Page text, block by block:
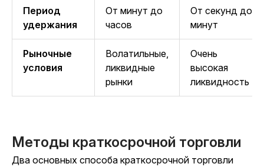
Период
удержания
От минут до
часов
От секунд до
минут
Рыночные
условия
Волатильные,
ликвидные
рынки
Очень
высокая
ликвидность
Методы краткосрочной торговли
Два основных способа краткосрочной торговли